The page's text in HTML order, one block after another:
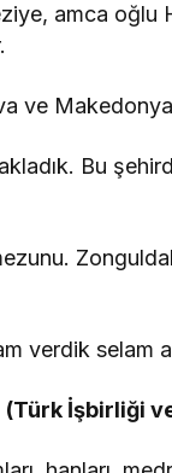
amca oğlu
ve
Bu
verdik selam
İşbirliği